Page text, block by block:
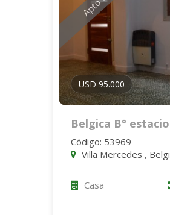
USD 95.000
Belgica B°
Código: 53969
Villa Mercedes ,
Casa